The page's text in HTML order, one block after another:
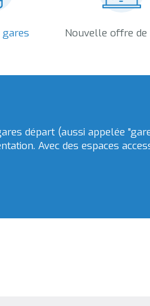
Nouvelle offre de
départ (aussi appelée
Avec des espaces